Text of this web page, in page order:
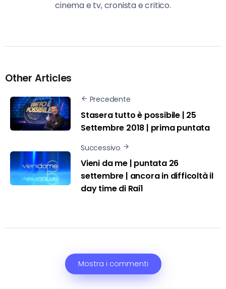
cinema e tv, cronista e critico.
Other Articles
Precedente
Stasera tutto è possibile | 25
Settembre 2018 | prima puntata
Successivo
Vieni da me | puntata 26
settembre | ancora in difficoltà il
day time di Rai1
Mostra i commenti